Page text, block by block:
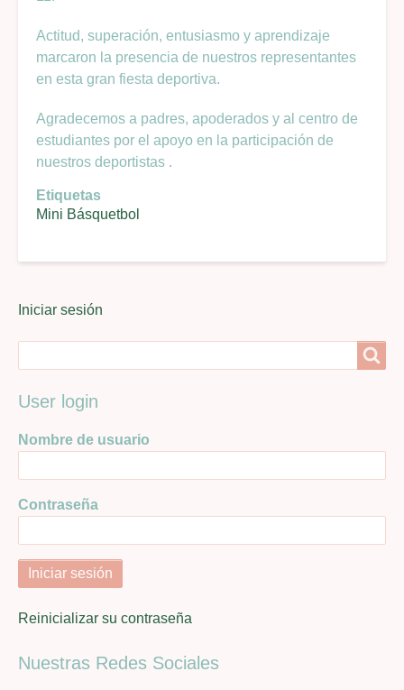
Actitud, superación, entusiasmo y aprendizaje
marcaron la presencia de nuestros representantes
en esta gran fiesta deportiva.
Agradecemos a padres, apoderados y al centro de
estudiantes por el apoyo en la participación de
nuestros deportistas .
Etiquetas
Mini Básquetbol
User
menu
Iniciar sesión
User login
Nombre de usuario
Contraseña
Reinicializar su contraseña
Nuestras Redes Sociales